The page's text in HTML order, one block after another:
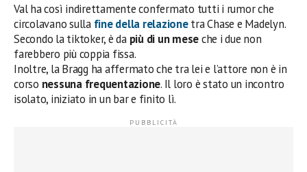
Val ha così indirettamente confermato tutti i rumor che
circolavano sulla fine della relazionetra Chase e Madelyn.
Secondo la tiktoker, è da più di un meseche i due non
farebbero più coppia fissa.
Inoltre, la Bragg ha affermato che tra lei e l’attore non è in
corso nessuna frequentazione. Il loro è stato un incontro
isolato, iniziato in un bar e finito lì.